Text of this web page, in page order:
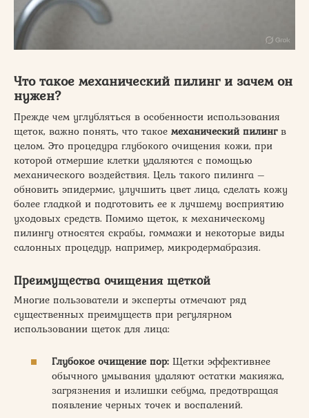
Что такое механический пилинг и зачем он
нужен?
Прежде чем углубляться в особенности использования
щеток, важно понять, что такое механический пилингв
целом. Это процедура глубокого очищения кожи, при
которой отмершие клетки удаляются с помощью
механического воздействия. Цель такого пилинга –
обновить эпидермис, улучшить цвет лица, сделать кожу
более гладкой и подготовить ее к лучшему восприятию
уходовых средств. Помимо щеток, к механическому
пилингу относятся скрабы, гоммажи и некоторые виды
салонных процедур, например, микродермабразия.
Преимущества очищения щеткой
Многие пользователи и эксперты отмечают ряд
существенных преимуществ при регулярном
использовании щеток для лица:
Глубокое очищение пор: Щетки эффективнее
обычного умывания удаляют остатки макияжа,
загрязнения и излишки себума, предотвращая
появление черных точек и воспалений.